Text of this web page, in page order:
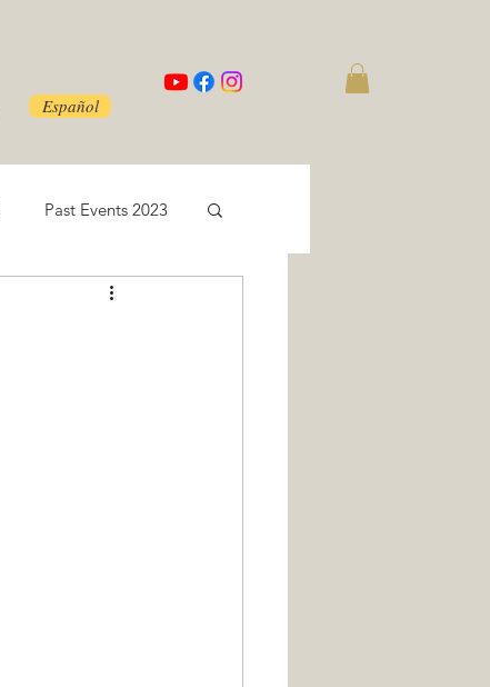
Español
Past Events 2023